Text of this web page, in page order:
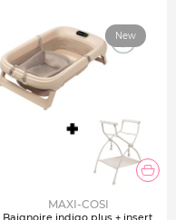
New
MAXI-COSI
Baignoire indigo plus + insert